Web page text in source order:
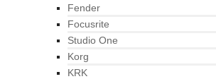
Fender
Focusrite
Studio One
Korg
KRK